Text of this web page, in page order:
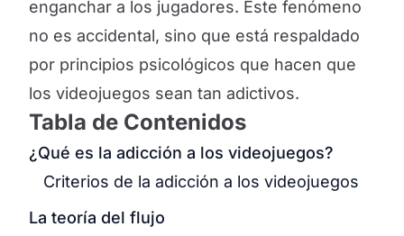
enganchar a los jugadores. Este fenómeno
no es accidental, sino que está respaldado
por principios psicológicos que hacen que
los videojuegos sean tan adictivos.
Tabla de Contenidos
¿Qué es la adicción a los videojuegos?
Criterios de la adicción a los videojuegos
La teoría del flujo